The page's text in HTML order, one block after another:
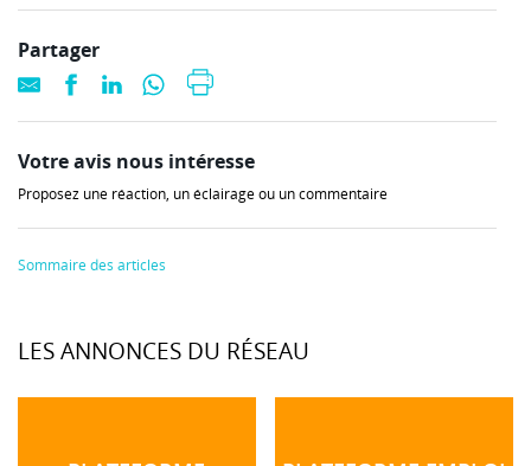
Partager
Votre avis nous intéresse
Proposez une réaction, un éclairage ou un commentaire
Sommaire des articles
LES ANNONCES DU RÉSEAU